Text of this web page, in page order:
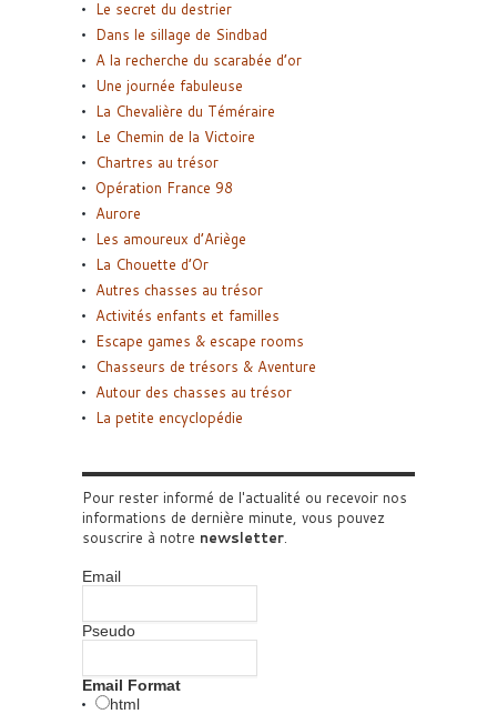
Le secret du destrier
Dans le sillage de Sindbad
A la recherche du scarabée d’or
Une journée fabuleuse
La Chevalière du Téméraire
Le Chemin de la Victoire
Chartres au trésor
Opération France 98
Aurore
Les amoureux d’Ariège
La Chouette d’Or
Autres chasses au trésor
Activités enfants et familles
Escape games & escape rooms
Chasseurs de trésors & Aventure
Autour des chasses au trésor
La petite encyclopédie
Pour rester informé de l'actualité ou recevoir nos
informations de dernière minute, vous pouvez
souscrire à notre newsletter.
Email
Pseudo
Email Format
html